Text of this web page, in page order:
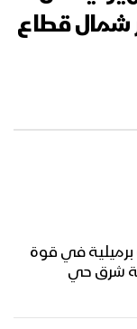
شمال قطاع
برميلية في قوة
شرق حي